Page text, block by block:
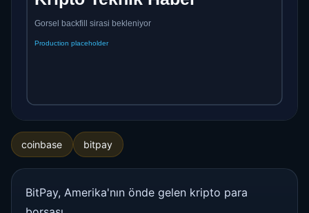
coinbase bitpay
BitPay, Amerika'nın önde gelen kripto para